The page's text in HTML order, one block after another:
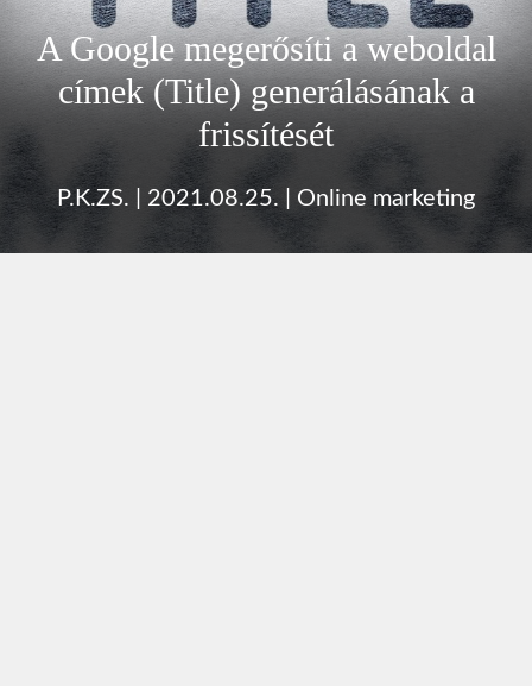
A Google megerősíti a weboldal
címek (Title) generálásának a
frissítését
P.K.ZS. 2021.08.25. Online marketing